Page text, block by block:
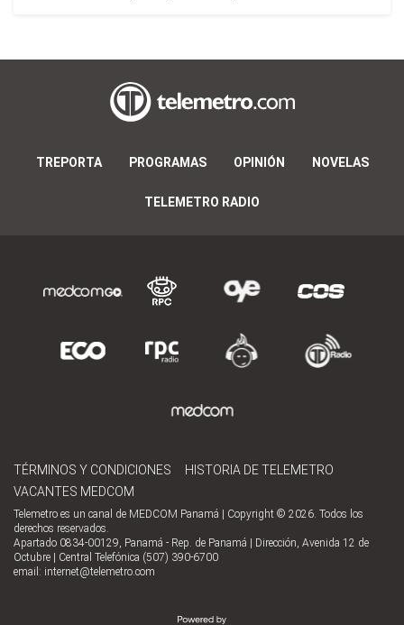
TREPORTA PROGRAMAS OPINIÓN NOVELAS
TELEMETRO RADIO
TÉRMINOS Y CONDICIONES
HISTORIA DE TELEMETRO
VACANTES MEDCOM
Telemetro es un canal de MEDCOM Panamá | Copyright © 2026. Todos los
derechos reservados.
Apartado 0834-00129, Panamá - Rep. de Panamá | Dirección, Avenida 12 de
Octubre | Central Telefónica (507) 390-6700
email: internet@telemetro.com